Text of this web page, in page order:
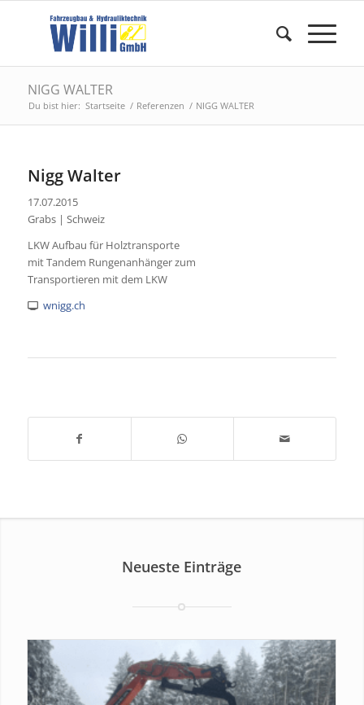
NIGG WALTER
Du bist hier: Startseite / Referenzen / NIGG WALTER
Nigg Walter
17.07.2015
Grabs | Schweiz
LKW Aufbau für Holztransporte
mit Tandem Rungenanhänger zum
Transportieren mit dem LKW
wnigg.ch
Neueste Einträge